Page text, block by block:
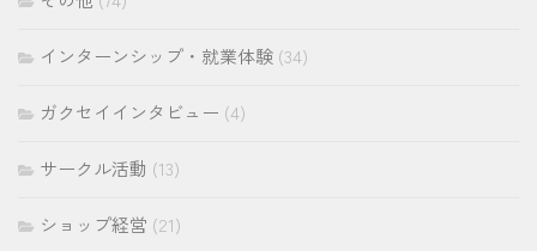
インターンシップ・就業体験 (34)
ガクセイインタビュー (4)
サークル活動 (13)
ショップ経営 (21)